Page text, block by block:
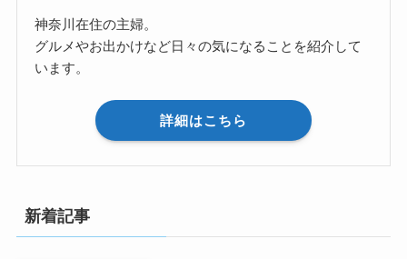
神奈川在住の主婦。
グルメやお出かけなど日々の気になることを紹介して
います。
詳細はこちら
新着記事